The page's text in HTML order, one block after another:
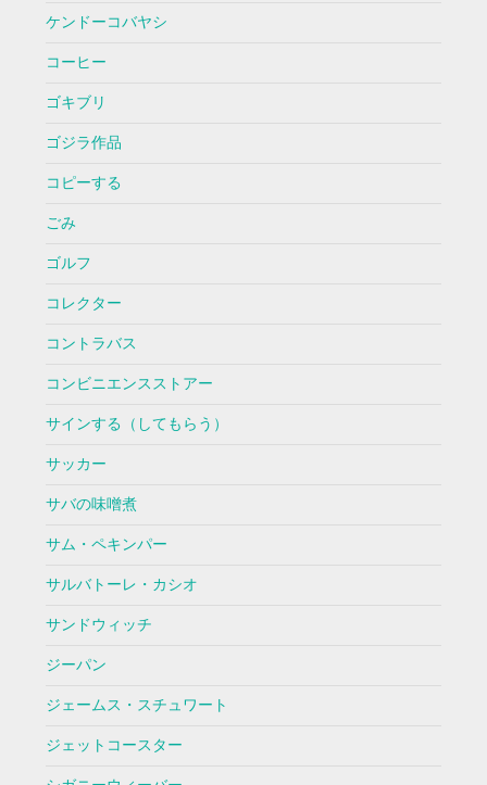
ケンドーコバヤシ
コーヒー
ゴキブリ
ゴジラ作品
コピーする
ごみ
ゴルフ
コレクター
コントラバス
コンビニエンスストアー
サインする（してもらう）
サッカー
サバの味噌煮
サム・ペキンパー
サルバトーレ・カシオ
サンドウィッチ
ジーパン
ジェームス・スチュワート
ジェットコースター